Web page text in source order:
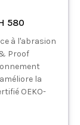
580
à l'abrasion
Proof
la
OEKO-